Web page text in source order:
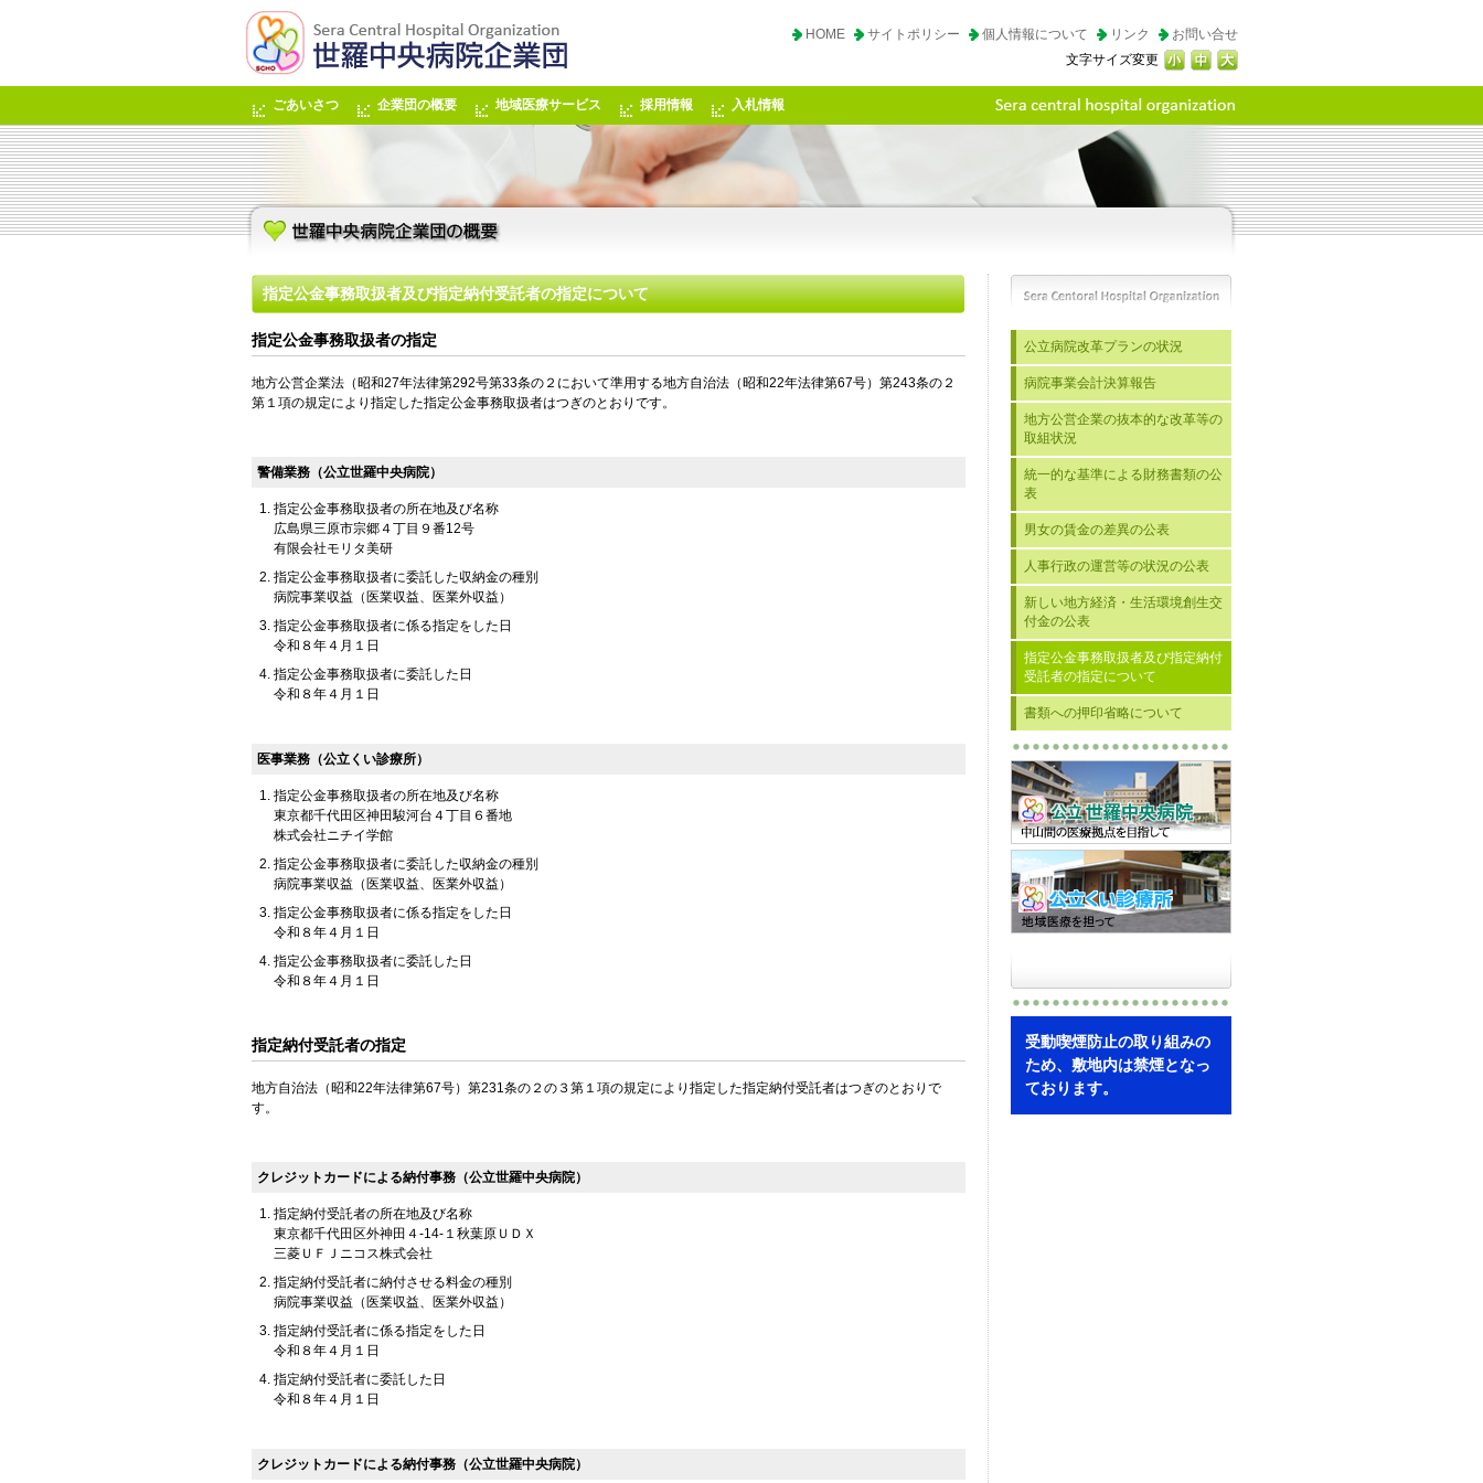
HOME サイトポリシー 個人情報について リンク
お問い合せ
文字サイズ変更
ごあいさつ 企業団の概要 地域医療サービス 採用情報 入札情報
指定公金事務取扱者及び指定納付受託者の指定について
指定公金事務取扱者の指定
地方公営企業法（昭和27年法律第292号第33条の２において準用する地方自治法（昭和22年法律第67号）第243条の２
第１項の規定により指定した指定公金事務取扱者はつぎのとおりです。
警備業務（公立世羅中央病院）
指定公金事務取扱者の所在地及び名称
広島県三原市宗郷４丁目９番12号
有限会社モリタ美研
指定公金事務取扱者に委託した収納金の種別
病院事業収益（医業収益、医業外収益）
指定公金事務取扱者に係る指定をした日
令和８年４月１日
指定公金事務取扱者に委託した日
令和８年４月１日
医事業務（公立くい診療所）
指定公金事務取扱者の所在地及び名称
東京都千代田区神田駿河台４丁目６番地
株式会社ニチイ学館
指定公金事務取扱者に委託した収納金の種別
病院事業収益（医業収益、医業外収益）
指定公金事務取扱者に係る指定をした日
令和８年４月１日
指定公金事務取扱者に委託した日
令和８年４月１日
指定納付受託者の指定
地方自治法（昭和22年法律第67号）第231条の２の３第１項の規定により指定した指定納付受託者はつぎのとおりで
す。
クレジットカードによる納付事務（公立世羅中央病院）
指定納付受託者の所在地及び名称
東京都千代田区外神田４-14-１秋葉原ＵＤＸ
三菱ＵＦＪニコス株式会社
指定納付受託者に納付させる料金の種別
病院事業収益（医業収益、医業外収益）
指定納付受託者に係る指定をした日
令和８年４月１日
指定納付受託者に委託した日
令和８年４月１日
クレジットカードによる納付事務（公立世羅中央病院）
公立病院改革プランの状況
病院事業会計決算報告
地方公営企業の抜本的な改革等の
取組状況
統一的な基準による財務書類の公
表
男女の賃金の差異の公表
人事行政の運営等の状況の公表
新しい地方経済・生活環境創生交
付金の公表
指定公金事務取扱者及び指定納付
受託者の指定について
書類への押印省略について
受動喫煙防止の取り組みの
ため、敷地内は禁煙となっ
ております。